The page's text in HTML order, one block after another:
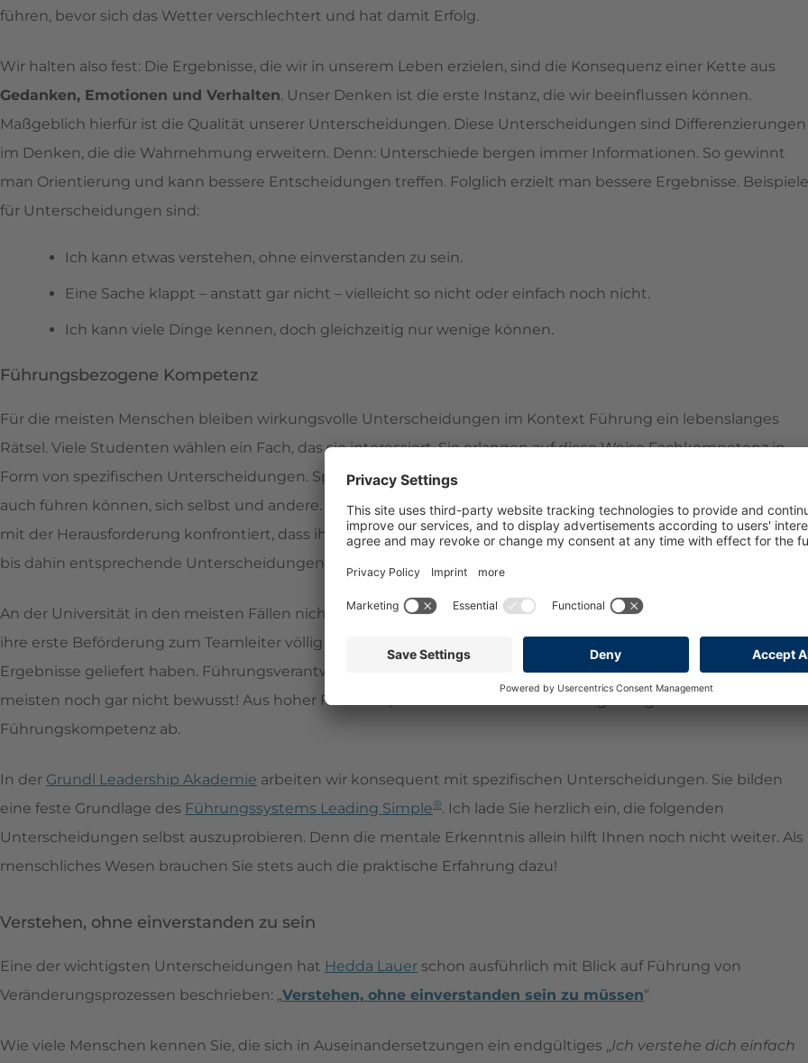
führen, bevor sich das Wetter verschlechtert und hat damit Erfolg.
Wir halten also fest: Die Ergebnisse, die wir in unserem Leben erzielen, sind die Konsequenz einer Kette aus
Gedanken, Emotionen und Verhalten. Unser Denken ist die erste Instanz, die wir beeinflussen können.
Maßgeblich hierfür ist die Qualität unserer Unterscheidungen. Diese Unterscheidungen sind Differenzierungen
im Denken, die die Wahrnehmung erweitern. Denn: Unterschiede bergen immer Informationen. So gewinnt
man Orientierung und kann bessere Entscheidungen treffen. Folglich erzielt man bessere Ergebnisse. Beispiele
für Unterscheidungen sind:
Ich kann etwas verstehen, ohne einverstanden zu sein.
Eine Sache klappt – anstatt gar nicht – vielleicht so nicht oder einfach noch nicht.
Ich kann viele Dinge kennen, doch gleichzeitig nur wenige können.
Führungsbezogene Kompetenz
Für die meisten Menschen bleiben wirkungsvolle Unterscheidungen im Kontext Führung ein lebenslanges
Rätsel. Viele Studenten wählen ein Fach, das sie interessiert. Sie erlangen auf diese Weise Fachkompetenz in
Form von spezifischen Unterscheidungen. Spätestens mit Beginn der Berufstätigkeit wird klar: Sie müssen
auch führen können, sich selbst und andere. Anstatt allein ihrer Fachkompetenz nachzugehen, sehen sie sich
mit der Herausforderung konfrontiert, dass ihre Führungskompetenz zunehmend gefragt ist. Nur: Wo haben
bis dahin entsprechende Unterscheidungen gelernt und trainiert?
An der Universität in den meisten Fällen nicht. Dort wird selten Führungskompetenz vermittelt. Viele erhalten
ihre erste Beförderung zum Teamleiter völlig unvorbereitet, nachdem sie in ihrer Fachkompetenz gute
Ergebnisse geliefert haben. Führungsverantwortung als Belohnung. Dass sie nun Neuland betreten, ist den
meisten noch gar nicht bewusst! Aus hoher Fachkompetenz leitet sich nicht zwangsläufig hohe
Führungskompetenz ab.
In der Grundl Leadership Akademie arbeiten wir konsequent mit spezifischen Unterscheidungen. Sie bilden
eine feste Grundlage des Führungssystems Leading Simple®. Ich lade Sie herzlich ein, die folgenden
Unterscheidungen selbst auszuprobieren. Denn die mentale Erkenntnis allein hilft Ihnen noch nicht weiter. Als
menschliches Wesen brauchen Sie stets auch die praktische Erfahrung dazu!
Verstehen, ohne einverstanden zu sein
Eine der wichtigsten Unterscheidungen hat Hedda Lauer schon ausführlich mit Blick auf Führung von
Veränderungsprozessen beschrieben: „Verstehen, ohne einverstanden sein zu müssen“
Wie viele Menschen kennen Sie, die sich in Auseinandersetzungen ein endgültiges „Ich verstehe dich einfach